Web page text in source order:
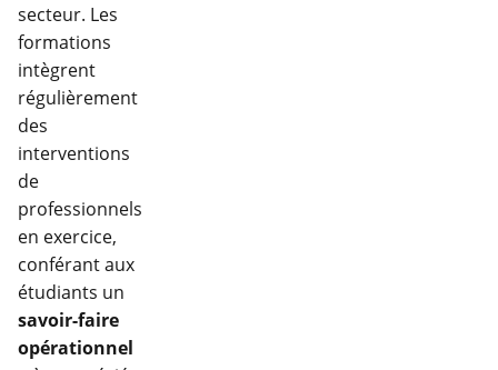
secteur. Les
formations
intègrent
régulièrement
des
interventions
de
professionnels
en exercice,
conférant aux
étudiants un
savoir-faire
opérationnel